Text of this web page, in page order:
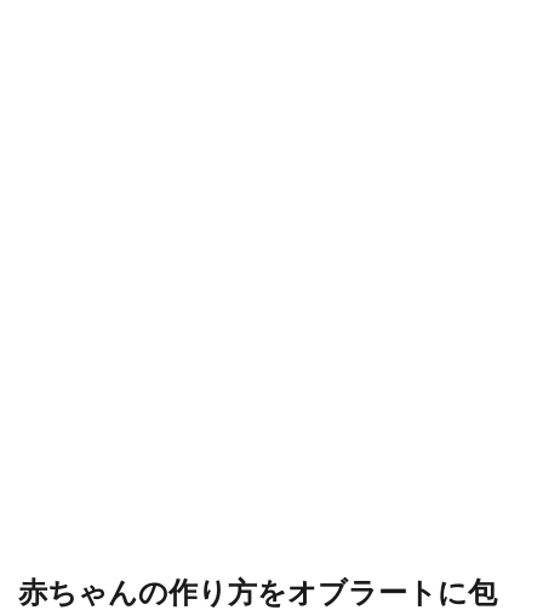
赤ちゃんの作り方をオブラートに包